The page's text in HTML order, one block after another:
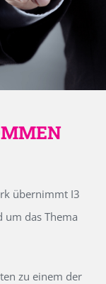
übernimmt I3
das Thema
zu einem der